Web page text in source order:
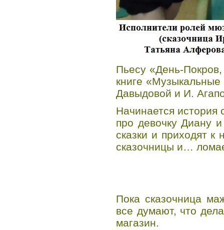
Пьесу «День-
книге
Давыдовой и И.
Начинается история
про девочку Диану
сказки и приходят к
сказочницы и…
Пока сказочница
все думают, что
магазин.